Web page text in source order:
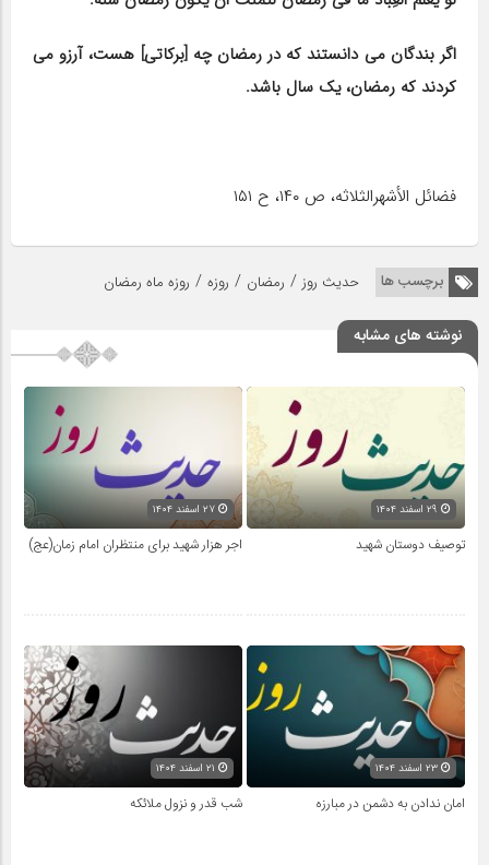
اگر بندگان می دانستند که در رمضان چه [برکاتی] هست، آرزو می
کردند که رمضان، یک سال باشد.
فضائل الأشهرالثلاثه، ص ۱۴۰، ح ۱۵۱
برچسب ها حدیث روز / رمضان / روزه / روزه ماه رمضان
نوشته های مشابه
توصیف دوستان شهید اجر هزار شهید برای منتظران امام زمان(عج)
۲۳ اسفند ۱۴۰۴
امان ندادن به دشمن در مبارزه شب قدر و نزول ملائکه